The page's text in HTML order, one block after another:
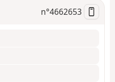
a
t
n°4662653